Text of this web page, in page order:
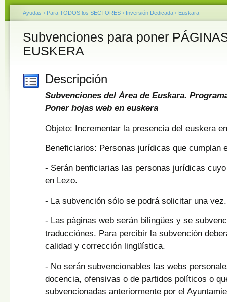
Ayudas › Para TODOS los SECTORES › Inversión Dedicada › Euskara
Subvenciones para poner
EUSKERA
Descripción
Subvenciones del Área de Euskara.
Poner hojas web en euskera
Objeto: Incrementar la presencia del euskera
Beneficiarios: Personas jurídicas que cumplan
- Serán benficiarias las personas jurídicas
en Lezo.
- La subvención sólo se podrá solicitar una vez.
- Las páginas web serán bilingües y se
traducciónes. Para percibir la subvención
calidad y corrección lingüística.
- No serán subvencionables las webs
docencia, ofensivas o de partidos políticos o
subvencionadas anteriormente por el